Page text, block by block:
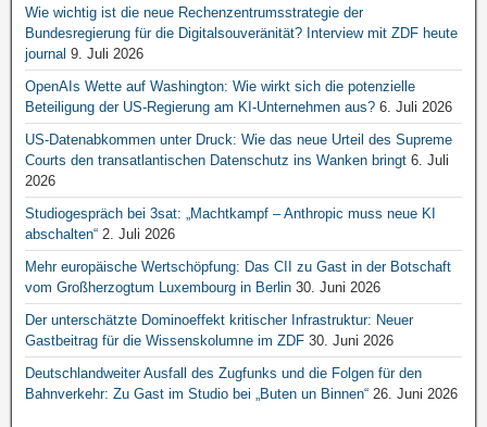
Wie wichtig ist die neue Rechenzentrumsstrategie der
Bundesregierung für die Digitalsouveränität? Interview mit ZDF heute
journal 9. Juli 2026
OpenAIs Wette auf Washington: Wie wirkt sich die potenzielle
Beteiligung der US-Regierung am KI-Unternehmen aus? 6. Juli 2026
US-Datenabkommen unter Druck: Wie das neue Urteil des Supreme
Courts den transatlantischen Datenschutz ins Wanken bringt 6. Juli
2026
Studiogespräch bei 3sat: „Machtkampf – Anthropic muss neue KI
abschalten“ 2. Juli 2026
Mehr europäische Wertschöpfung: Das CII zu Gast in der Botschaft
vom Großherzogtum Luxembourg in Berlin 30. Juni 2026
Der unterschätzte Dominoeffekt kritischer Infrastruktur: Neuer
Gastbeitrag für die Wissenskolumne im ZDF 30. Juni 2026
Deutschlandweiter Ausfall des Zugfunks und die Folgen für den
Bahnverkehr: Zu Gast im Studio bei „Buten un Binnen“ 26. Juni 2026